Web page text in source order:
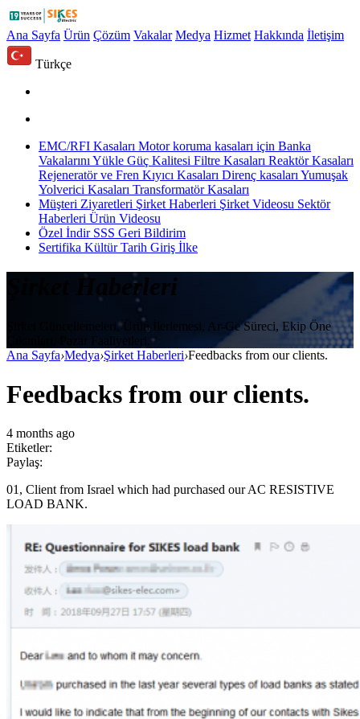
Ana Sayfa Ürün Çözüm Vakalar Medya Hizmet Hakkında İletişim
Türkçe
EMC/RFI Kasaları Motor koruma kasaları için Banka
Vakalarını Yükle Güç Kalitesi Filtre Kasaları Reaktör Kasaları
Rejeneratör ve Fren Kıyıcı Kasaları Direnç kasaları Yumuşak
Yolverici Kasaları Transformatör Kasaları
Müşteri Ziyaretleri Şirket Haberleri Şirket Videosu Sektör
Haberleri Ürün Videosu
Özel İndir SSS Geri Bildirim
Sertifika Kültür Tarih Giriş İlke
Şirket Haberleri
Şirket Güncellemeleri, Ürün İlerlemesi, Ar-Ge Süreci, Ekip Öne
Çıkanları, Pazar Faaliyetleri.
Ana Sayfa›Medya›Şirket Haberleri›Feedbacks from our clients.
Feedbacks from our clients.
4 months ago
Etiketler:
Paylaş:
01, Client from Israel which had purchased our AC RESISTIVE
LOAD BANK.